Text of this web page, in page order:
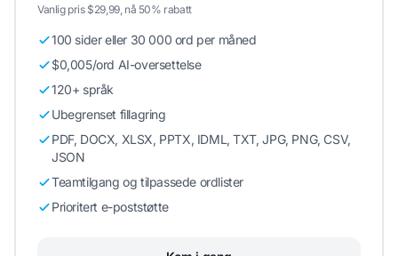
Vanlig pris $29,99, nå 50% rabatt
100 sider eller 30 000 ord per måned
$0,005/ord AI-oversettelse
120+ språk
Ubegrenset fillagring
PDF, DOCX, XLSX, PPTX, IDML, TXT, JPG, PNG, CSV,
JSON
Teamtilgang og tilpassede ordlister
Prioritert e-poststøtte